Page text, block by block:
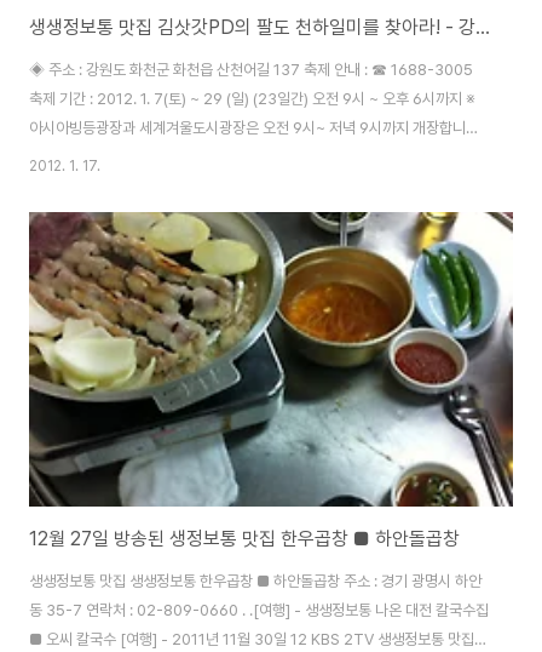
생생정보통 맛집 김삿갓PD의 팔도 천하일미를 찾아라! - 강원도편
◈ 주소 : 강원도 화천군 화천읍 산천어길 137 축제 안내 : ☎ 1688-3005
축제 기간 : 2012. 1. 7(토) ~ 29 (일) (23일간) 오전 9시 ~ 오후 6시까지 ※
아시아빙등광장과 세계겨울도시광장은 오전 9시~ 저녁 9시까지 개장합니다.
◈ (현대식) 주소 : 강원도 춘천시 조양동 50-5 ☎ 033) 253-2428 ◈ (옛
0388 ◈ ☎ 1688-5889 http://www.addal.co.kr/ ◈ ☎ 1688-2868
http://www.jawsfood.co.kr/ ◈ ☎ 02-598-8869
http://www.kukde.co.kr/ ◈ 동태찌개 주소 : 경기도 하남시 초이동 188-
4 ☎ 0..
2012. 1. 17.
12월 27일 방송된 생정보통 맛집 한우곱창 ■ 하안돌곱창
생생정보통 맛집 생생정보통 한우곱창 ■ 하안돌곱창 주소 : 경기 광명시 하안
동 35-7 연락처 : 02-809-0660 . .[여행] - 생생정보통 나온 대전 칼국수집
■ 오씨 칼국수 [여행] - 2011년 11월 30일 12 KBS 2TV 생생정보통 맛집